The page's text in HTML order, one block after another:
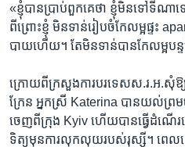
«ខ្ញុំ​បាន​ប្រាប់​ពួក​គេថា​ ខ្ញុំ​មិនទៅ​ទី​ណា​
ពីព្រោះ​ខ្ញុំ​ មិន​ទាន់រៀបចំ​កែ​លម្អផ្ទះ
បាយ​ហើយ​។ តែមិនទាន់​បានកែលម្អប
ក្រោយពី​ក្រសួងការ​បរទេស​ស.រ​.អ.សុំឱ្
ក្រែន​ អ្នកស្រី​ Katerina បាន​យល់​ព្រម​
ចេញពីក្រុង Kyiv ហើយ​បាន​ធ្វើដំណើ
ទិត្យមុនការ​លុក​លុយរបស់​រុស្សី។ ពេលន